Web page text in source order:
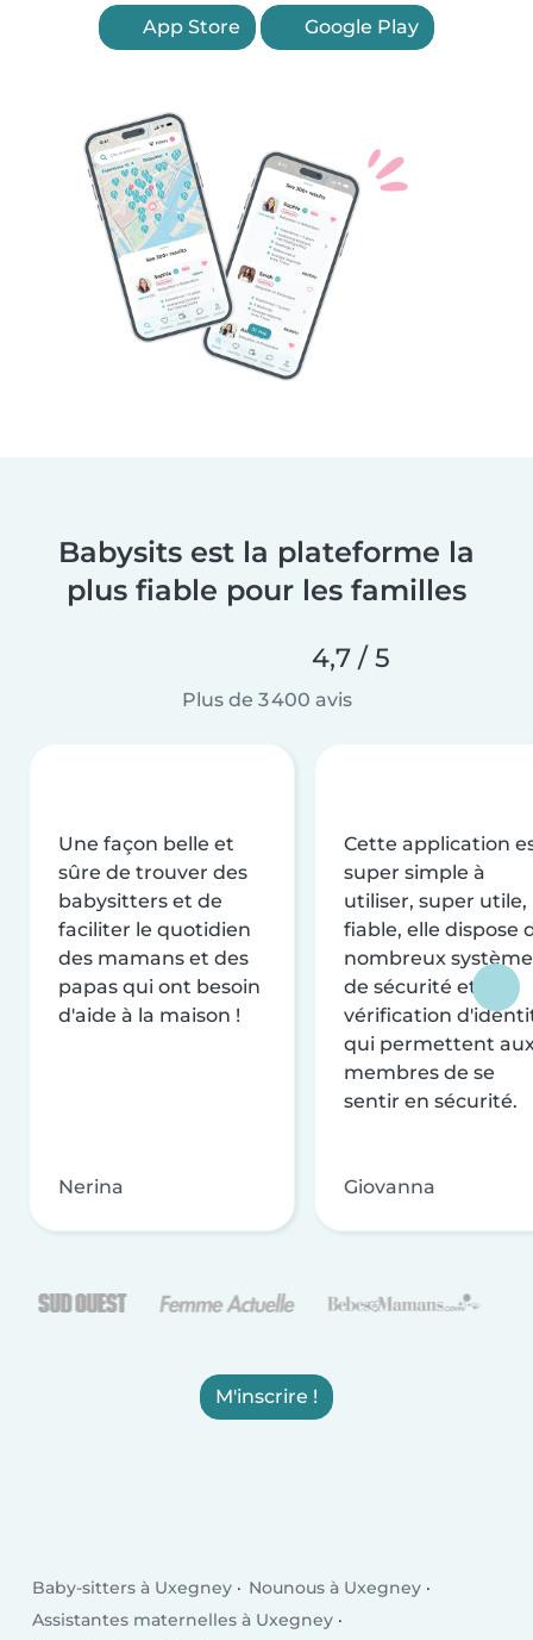
App Store Google Play
Babysits est la plateforme la
plus fiable pour les familles
4,7 / 5
Plus de 3 400 avis
Une façon belle et
sûre de trouver des
babysitters et de
faciliter le quotidien
des mamans et des
papas qui ont besoin
d'aide à la maison !
Nerina
Cette application
super simple à
utiliser, super utile,
fiable, elle dispose
nombreux
de sécurité et de
vérification
qui permettent
membres de se
sentir en sécurité.
Giovanna
M'inscrire !
Baby-sitters à Uxegney
Nounous à Uxegney
Assistantes maternelles à Uxegney